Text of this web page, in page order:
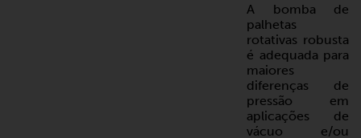
A bomba de
palhetas
rotativas robusta
é adequada para
maiores
diferenças de
pressão em
aplicações de
vácuo e/ou